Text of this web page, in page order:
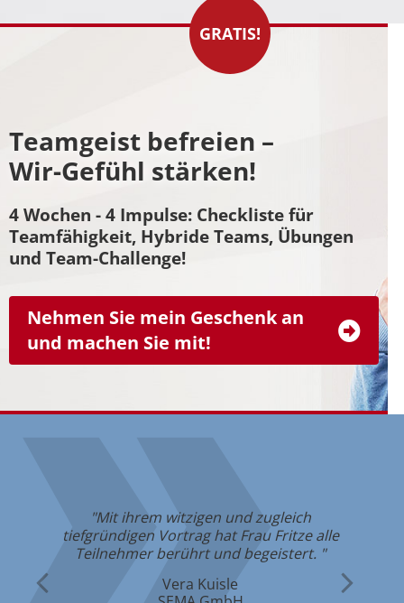
Teamgeist befreien –
Wir-Gefühl stärken!
4 Wochen - 4 Impulse: Checkliste für
Teamfähigkeit, Hybride Teams, Übungen
und Team-Challenge!
Nehmen Sie mein Geschenk an
und machen Sie mit!
GRATIS!
"Mit ihrem witzigen und zugleich
tiefgründigen Vortrag hat Frau Fritze alle
Teilnehmer berührt und begeistert. "
Vera Kuisle